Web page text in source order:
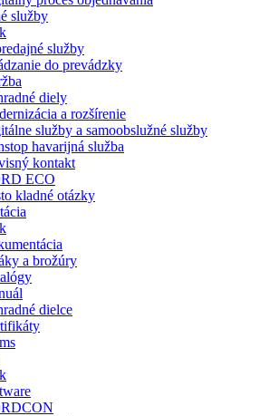
služby
služby
do prevádzky
diely
a rozšírenie
služby a samoobslužné služby
havarijná služba
kontakt
ECO
kladné otázky
a brožúry
dielce